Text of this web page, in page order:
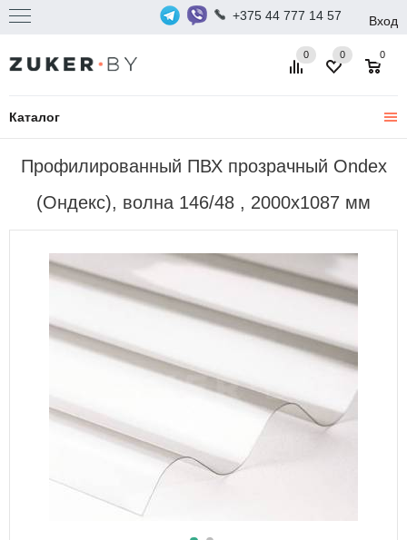
+375 44 777 14 57 Вход
Каталог
0 0
0
Профилированный ПВХ прозрачный Ondex
(Ондекс), волна 146/48 , 2000х1087 мм